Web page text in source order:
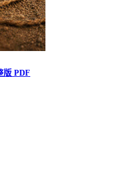
版 PDF